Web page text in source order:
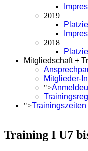
2019
2018
Mitgliedschaft +
Mitglieder-
">
">Trainingszeiten
Training I U7